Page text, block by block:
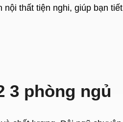
thất tiện nghi, giúp bạn tiết
3 phòng ngủ